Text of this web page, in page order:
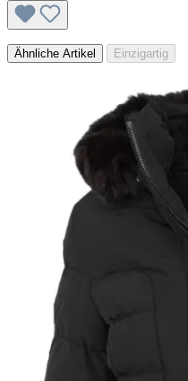
Ähnliche Artikel Einzigartig